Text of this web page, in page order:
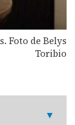
Foto de Belys
Toribio